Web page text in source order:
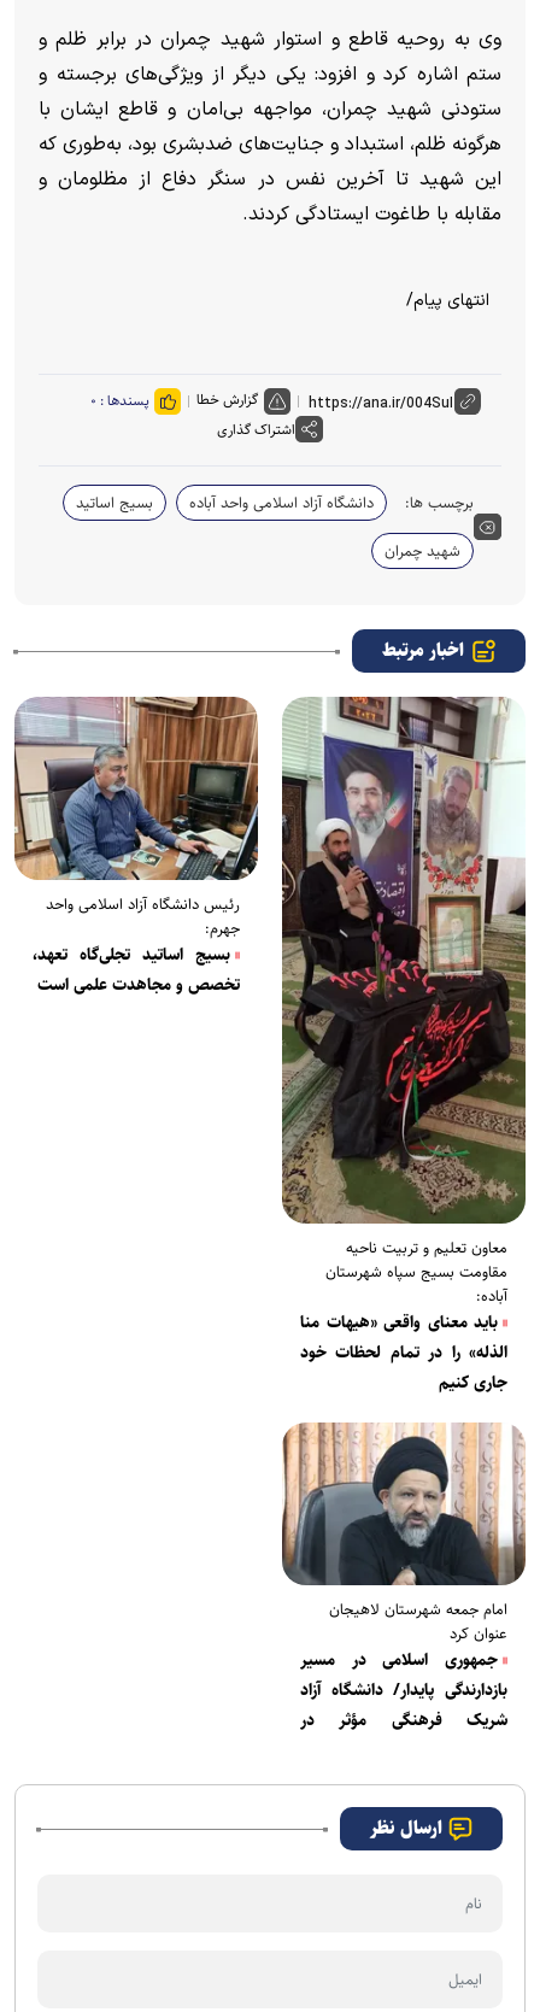
وی به روحیه قاطع و استوار شهید چمران در برابر ظلم و
ستم اشاره کرد و افزود: یکی دیگر از ویژگی‌های برجسته و
ستودنی شهید چمران، مواجهه بی‌امان و قاطع ایشان با
هرگونه ظلم، استبداد و جنایت‌های ضدبشری بود، به‌طوری که
این شهید تا آخرین نفس در سنگر دفاع از مظلومان و
مقابله با طاغوت ایستادگی کردند.
انتهای پیام/
گزارش خطا پسندها : ۰
اشتراک گذاری
برچسب ها: دانشگاه آزاد اسلامی واحد آباده
بسیج اساتید
شهید چمران
اخبار مرتبط
معاون تعلیم و تربیت ناحیه
مقاومت بسیج سپاه شهرستان
آباده:
باید معنای واقعی «هیهات منا
الذله» را در تمام لحظات خود
جاری کنیم
رئیس دانشگاه آزاد اسلامی واحد
جهرم:
بسیج اساتید تجلی‌گاه تعهد،
تخصص و مجاهدت علمی است
امام جمعه شهرستان لاهیجان
عنوان کرد
جمهوری اسلامی در مسیر
بازدارندگی پایدار/ دانشگاه آزاد
شریک فرهنگی مؤثر در
ارسال نظر